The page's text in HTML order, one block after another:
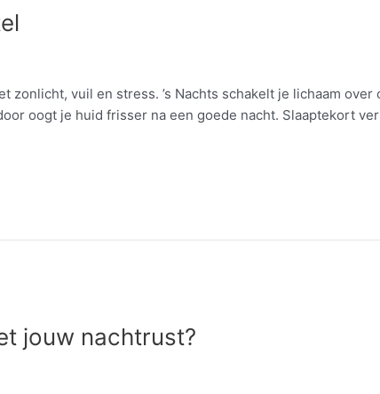
vuil en stress. ’s Nachts schakelt je lichaam over
oogt je huid frisser na een goede nacht. Slaaptekort
jouw nachtrust?